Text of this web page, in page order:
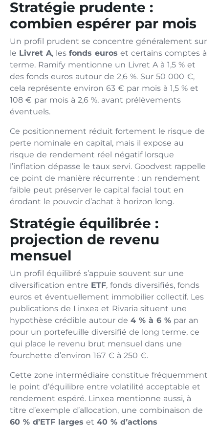
Stratégie prudente :
combien espérer par mois
Un profil prudent se concentre généralement sur
le Livret A, les fonds euros et certains comptes à
terme. Ramify mentionne un Livret A à 1,5 % et
des fonds euros autour de 2,6 %. Sur 50 000 €,
cela représente environ 63 € par mois à 1,5 % et
108 € par mois à 2,6 %, avant prélèvements
éventuels.
Ce positionnement réduit fortement le risque de
perte nominale en capital, mais il expose au
risque de rendement réel négatif lorsque
l’inflation dépasse le taux servi. Goodvest rappelle
ce point de manière récurrente : un rendement
faible peut préserver le capital facial tout en
érodant le pouvoir d’achat à horizon long.
Stratégie équilibrée :
projection de revenu
mensuel
Un profil équilibré s’appuie souvent sur une
diversification entre ETF, fonds diversifiés, fonds
euros et éventuellement immobilier collectif. Les
publications de Linxea et Rivaria situent une
hypothèse crédible autour de 4 % à 6 % par an
pour un portefeuille diversifié de long terme, ce
qui place le revenu brut mensuel dans une
fourchette d’environ 167 € à 250 €.
Cette zone intermédiaire constitue fréquemment
le point d’équilibre entre volatilité acceptable et
rendement espéré. Linxea mentionne aussi, à
titre d’exemple d’allocation, une combinaison de
60 % d’ETF larges et 40 % d’actions